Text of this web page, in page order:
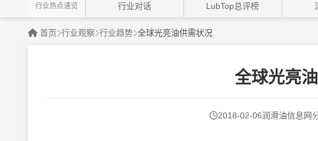
行业热点速览 行业对话 LubTop总评榜
首页 行业观察 行业趋势 全球光亮油供需状况
全球光亮
2018-02-06润滑油信息网